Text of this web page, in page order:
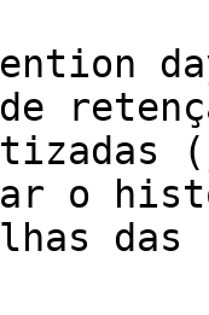
o
das